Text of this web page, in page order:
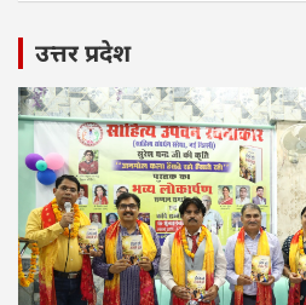
उत्तर प्रदेश